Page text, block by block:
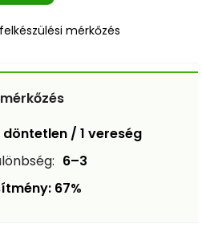
mérkőzés
mérkőzés
/ 1 vereség
6–3
67%